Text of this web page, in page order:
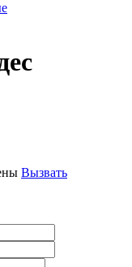
Вызвать